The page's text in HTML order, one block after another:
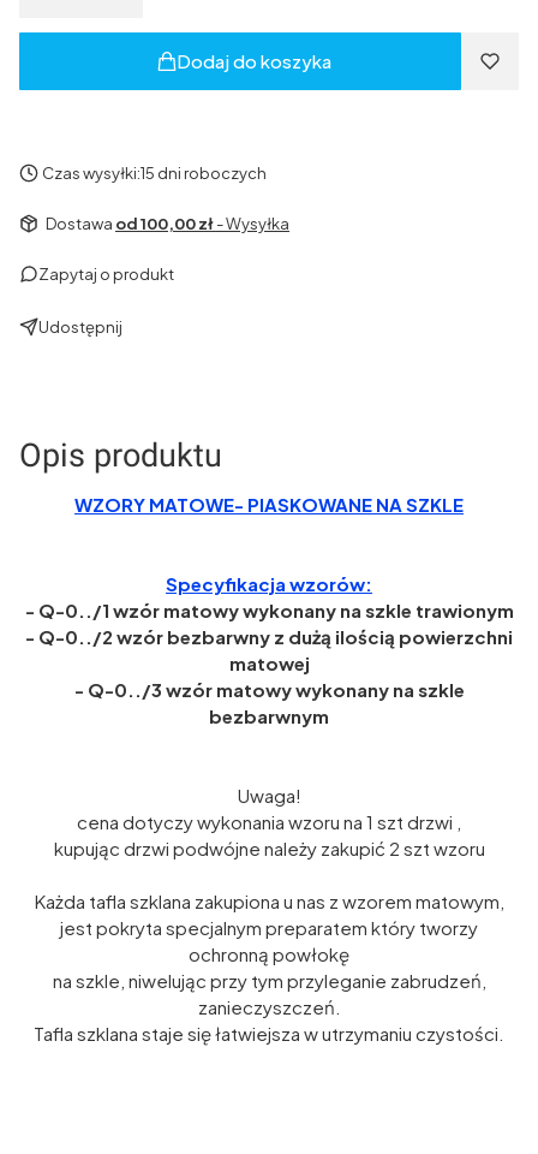
Dodaj do koszyka
Czas wysyłki:15 dni roboczych
Dostawa od 100,00 zł- Wysyłka
Zapytaj o produkt
Udostępnij
Opis produktu
WZORY MATOWE- PIASKOWANE NA SZKLE
Specyfikacja wzorów:
- Q-0../1 wzór matowy wykonany na szkle trawionym
- Q-0../2 wzór bezbarwny z dużą ilością powierzchni
matowej
- Q-0../3 wzór matowy wykonany na szkle
bezbarwnym
Uwaga!
cena dotyczy wykonania wzoru na 1 szt drzwi ,
kupując drzwi podwójne należy zakupić 2 szt wzoru
Każda tafla szklana zakupiona u nas z wzorem matowym,
jest pokryta specjalnym preparatem który tworzy
ochronną powłokę
na szkle, niwelując przy tym przyleganie zabrudzeń,
zanieczyszczeń.
Tafla szklana staje się łatwiejsza w utrzymaniu czystości.